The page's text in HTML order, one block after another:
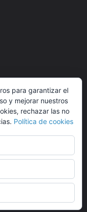
2026.Allegianttema de
para garantizar el
y mejorar nuestros
rechazar las no
Política de cookies